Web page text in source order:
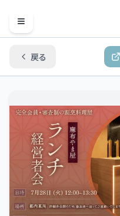
Open menu
戻る